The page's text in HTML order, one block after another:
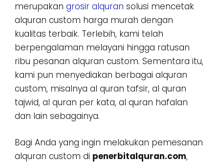
merupakan grosir alquran solusi mencetak
alquran custom harga murah dengan
kualitas terbaik. Terlebih, kami telah
berpengalaman melayani hingga ratusan
ribu pesanan alquran custom. Sementara itu,
kami pun menyediakan berbagai alquran
custom, misalnya al quran tafsir, al quran
tajwid, al quran per kata, al quran hafalan
dan lain sebagainya.
Bagi Anda yang ingin melakukan pemesanan
alquran custom di penerbitalquran.com,